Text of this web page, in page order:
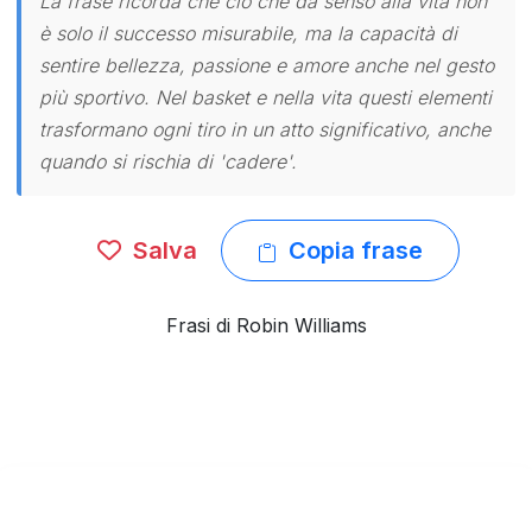
è solo il successo misurabile, ma la capacità di
sentire bellezza, passione e amore anche nel gesto
più sportivo. Nel basket e nella vita questi elementi
trasformano ogni tiro in un atto significativo, anche
quando si rischia di 'cadere'.
Salva Copia frase
Frasi di Robin Williams